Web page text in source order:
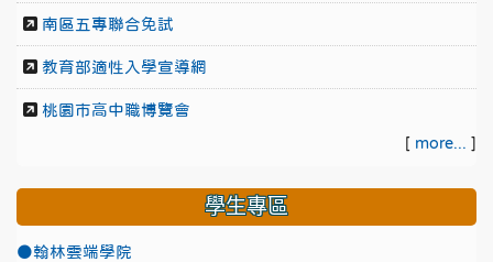
南區五專聯合免試
教育部適性入學宣導網
桃園市高中職博覽會
[ more... ]
學生專區
●翰林雲端學院